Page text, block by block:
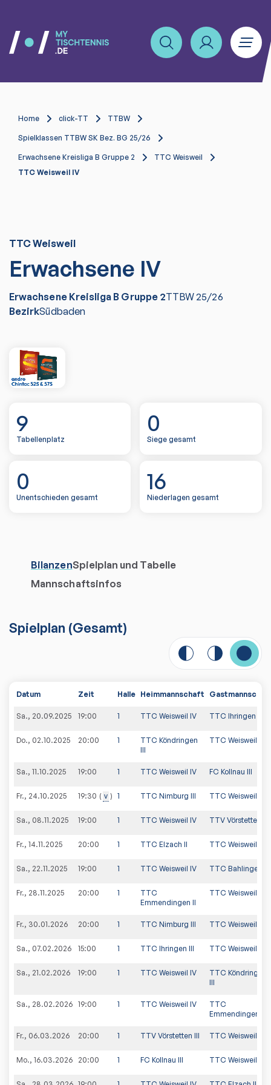
Home click-TT TTBW
Spielklassen TTBW SK Bez. BG 25/26
Erwachsene Kreisliga B Gruppe 2
TTC Weisweil
TTC Weisweil IV
TTC Weisweil
Erwachsene IV
Erwachsene Kreisliga B Gruppe 2TTBW25/26
BezirkSüdbaden
9
Tabellenplatz
0
Siege gesamt
0
Unentschieden gesamt
16
Niederlagen gesamt
BilanzenSpielplan und Tabelle
Mannschaftsinfos
Spielplan (Gesamt)
Datum Zeit Halle Heimmannschaft
Sa., 20.09.2025 19:00 1 TTC Weisweil IV TTC Ihringen III
Do., 02.10.2025 20:00 1
TTC Köndringen
III
TTC Weisweil IV
Sa., 11.10.2025 19:00 1 TTC Weisweil IV FC Kollnau III
Fr., 24.10.2025 19:30 v 1 TTC Nimburg III TTC Weisweil IV
Sa., 08.11.2025 19:00 1 TTC Weisweil IV TTV Vörstetten III
Fr., 14.11.2025 20:00 1 TTC Elzach II TTC Weisweil IV
Sa., 22.11.2025 19:00 1 TTC Weisweil IV TTC Bahlingen III
Fr., 28.11.2025 20:00 1
TTC
Emmendingen II
TTC Weisweil IV
Fr., 30.01.2026 20:00 1 TTC Nimburg III TTC Weisweil IV
Sa., 07.02.2026 15:00 1 TTC Ihringen III TTC Weisweil IV
Sa., 21.02.2026 19:00 1 TTC Weisweil IV
TTC Köndringen
III
Sa., 28.02.2026 19:00 1 TTC Weisweil IV
TTC
Emmendingen II
Fr., 06.03.2026 20:00 1 TTV Vörstetten III TTC Weisweil IV
Mo., 16.03.2026 20:00 1 FC Kollnau III TTC Weisweil IV